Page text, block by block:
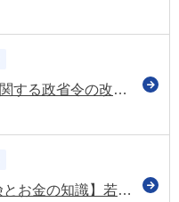
いわゆる106万円の壁の撤廃に関する政省令の改正案について意見募集（パブコメ） 令和8年10月1日施行予定
【人事担当者のための社会保険とお金の知識】若いうちに知っておくべき公的年金制度の話